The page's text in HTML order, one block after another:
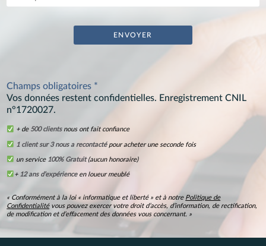
Champs obligatoires *
Vos données restent confidentielles. Enregistrement CNIL
n°1720027.
+ de 500 clientsnous ont fait confiance
1 client sur 3 nous a recontactépour acheter une seconde fois
un service 100% Gratuit(aucun honoraire)
+12 ans d’expérienceen loueur meublé
« Conformément à la loi « informatique et liberté » et à notre Politique de
Confidentialitévous pouvez exercer votre droit d’accès, d’information, de rectification,
de modification et d’effacement des données vous concernant. »